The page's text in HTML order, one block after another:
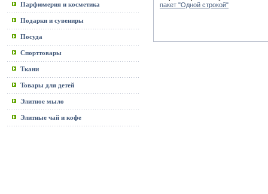
Парфюмерия и косметика
Подарки и сувениры
Посуда
Спорттовары
Ткани
Товары для детей
Элитное мыло
Элитные чай и кофе
пакет "Одной строкой"